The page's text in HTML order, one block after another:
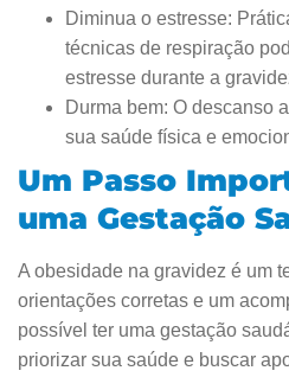
Diminua o estresse:
técnicas de respiração
estresse durante a
Durma bem: O descanso
sua saúde física e
Um Passo
uma Gestação
A obesidade na gravidez é um
orientações corretas e um
possível ter uma gestação
priorizar sua saúde e buscar